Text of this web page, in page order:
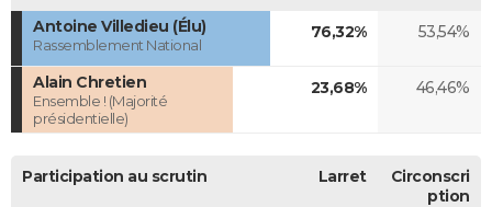
Antoine Villedieu (Élu)
Rassemblement National
76,32% 53,54%
Alain Chretien
Ensemble ! (Majorité
présidentielle)
23,68% 46,46%
Participation au scrutin Larret
Circonscri
ption